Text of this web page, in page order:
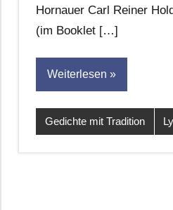
Hornauer Carl Reiner
(im Booklet […]
Weiterlesen
Gedichte mit Tradition